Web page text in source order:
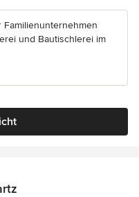
und Bautischlerei im